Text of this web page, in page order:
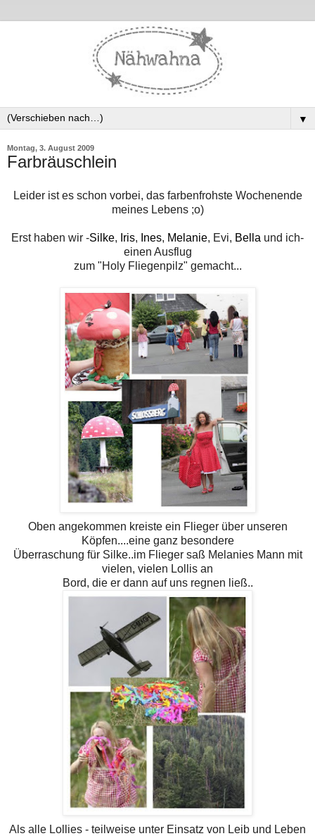
▼
Montag, 3. August 2009
Farbräuschlein
Leider ist es schon vorbei, das farbenfrohste Wochenende
meines Lebens ;o)
Erst haben wir -Silke, Iris, Ines, Melanie, Evi, Bella und ich-
einen Ausflug
zum "Holy Fliegenpilz" gemacht...
Oben angekommen kreiste ein Flieger über unseren
Köpfen....eine ganz besondere
Überraschung für Silke..im Flieger saß Melanies Mann mit
vielen, vielen Lollis an
Bord, die er dann auf uns regnen ließ..
Als alle Lollies - teilweise unter Einsatz von Leib und Leben